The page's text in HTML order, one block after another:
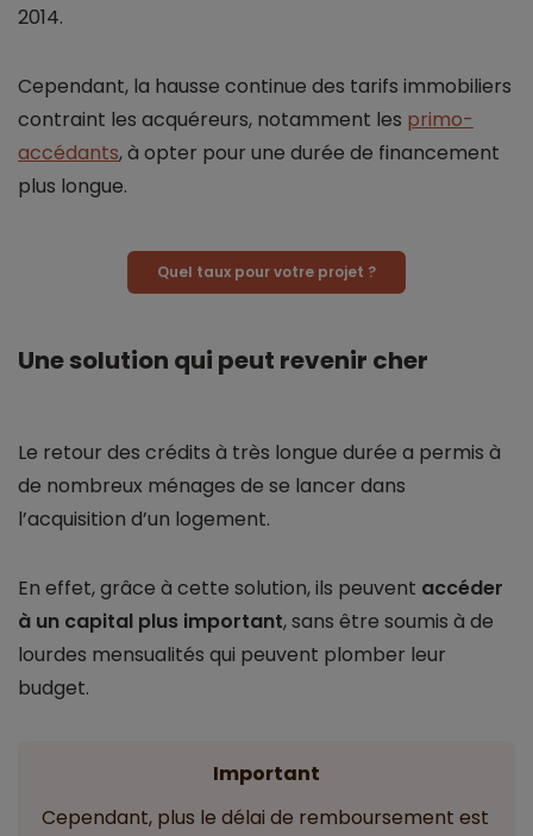
2014.
Cependant, la hausse continue des tarifs immobiliers
contraint les acquéreurs, notamment les primo-
accédants, à opter pour une durée de financement
plus longue.
Quel taux pour votre projet ?
Une solution qui peut revenir cher
Le retour des crédits à très longue durée a permis à
de nombreux ménages de se lancer dans
l’acquisition d’un logement.
En effet, grâce à cette solution, ils peuvent accéder
à un capital plus important, sans être soumis à de
lourdes mensualités qui peuvent plomber leur
budget.
Important
Cependant, plus le délai de remboursement est